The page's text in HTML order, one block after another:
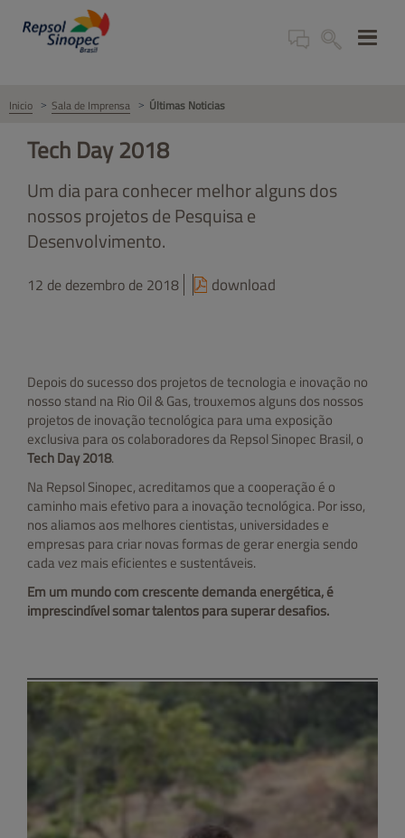
Inicio Sala de Imprensa Últimas Noticias
Tech Day 2018
Um dia para conhecer melhor alguns dos
nossos projetos de Pesquisa e
Desenvolvimento.
12 de dezembro de 2018 download
Depois do sucesso dos projetos de tecnologia e inovação no
nosso stand na Rio Oil & Gas, trouxemos alguns dos nossos
projetos de inovação tecnológica para uma exposição
exclusiva para os colaboradores da Repsol Sinopec Brasil, o
Tech Day 2018.
Na Repsol Sinopec, acreditamos que a cooperação é o
caminho mais efetivo para a inovação tecnológica. Por isso,
nos aliamos aos melhores cientistas, universidades e
empresas para criar novas formas de gerar energia sendo
cada vez mais eficientes e sustentáveis.
Em um mundo com crescente demanda energética, é
imprescindível somar talentos para superar desafios.